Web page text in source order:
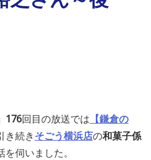
176回目の放送では 【鎌倉の
き続きそごう横浜店の和菓子係
を伺いました。